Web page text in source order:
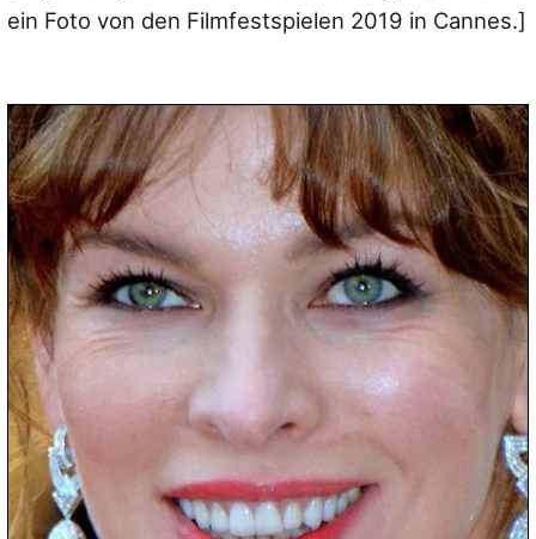
ein Foto von den Filmfestspielen 2019 in Cannes.]